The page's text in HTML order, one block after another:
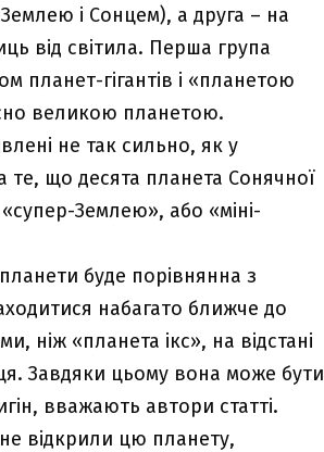
і Сонцем), а друга – на
від світила. Перша група
планет-гігантів і «планетою
великою планетою.
не так сильно, як у
те, що десята планета Сонячної
Землею», або «міні-
буде порівнянна з
набагато ближче до
ніж «планета ікс», на відстані
Завдяки цьому вона може бути
вважають автори статті.
відкрили цю планету,